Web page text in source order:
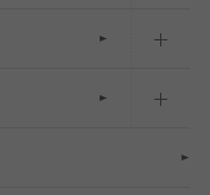
手タイツ）